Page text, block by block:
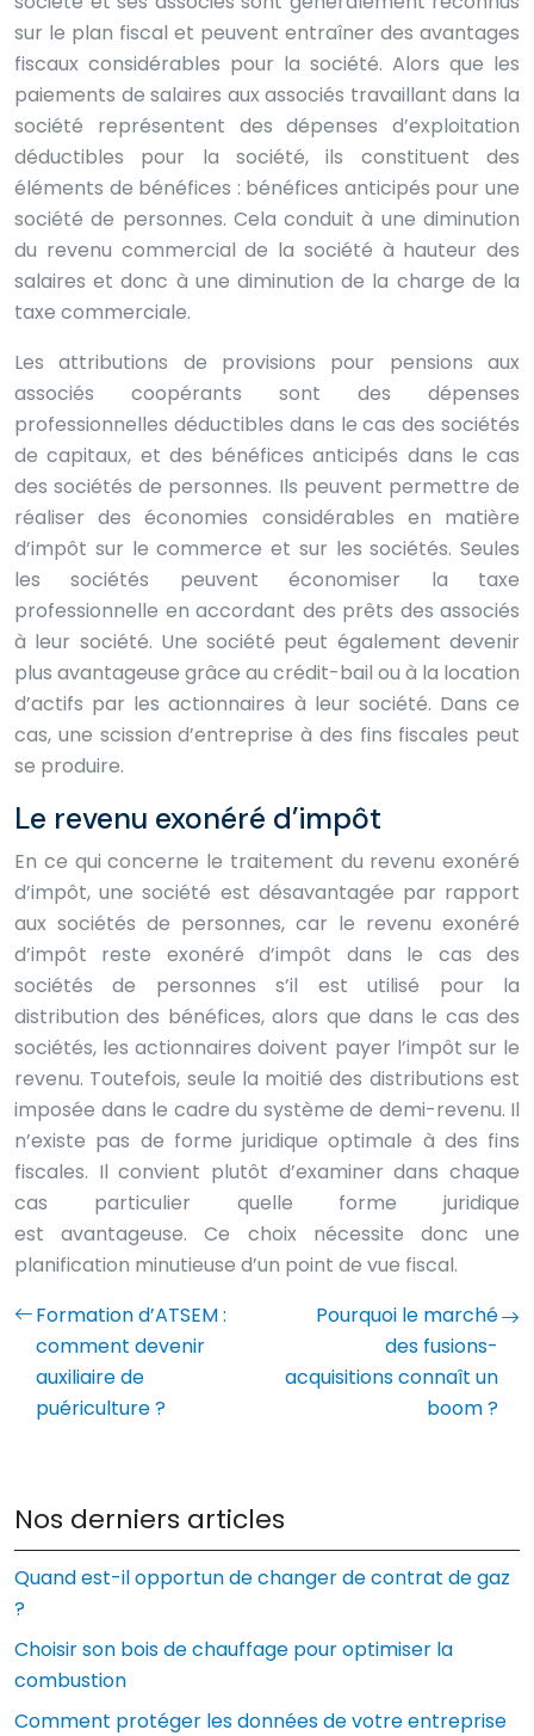
sur le plan fiscal et peuvent entraîner des avantages
fiscaux considérables pour la société. Alors que les
paiements de salaires aux associés travaillant dans la
société représentent des dépenses d’exploitation
déductibles pour la société, ils constituent des
éléments de bénéfices : bénéfices anticipés pour une
société de personnes. Cela conduit à une diminution
du revenu commercial de la société à hauteur des
salaires et donc à une diminution de la charge de la
taxe commerciale.
Les attributions de provisions pour pensions aux
associés coopérants sont des dépenses
professionnelles déductibles dans le cas des sociétés
de capitaux, et des bénéfices anticipés dans le cas
des sociétés de personnes. Ils peuvent permettre de
réaliser des économies considérables en matière
d’impôt sur le commerce et sur les sociétés. Seules
les sociétés peuvent économiser la taxe
professionnelle en accordant des prêts des associés
à leur société. Une société peut également devenir
plus avantageuse grâce au crédit-bail ou à la location
d’actifs par les actionnaires à leur société. Dans ce
cas, une scission d’entreprise à des fins fiscales peut
se produire.
Le revenu exonéré d’impôt
En ce qui concerne le traitement du revenu exonéré
d’impôt, une société est désavantagée par rapport
aux sociétés de personnes, car le revenu exonéré
d’impôt reste exonéré d’impôt dans le cas des
sociétés de personnes s’il est utilisé pour la
distribution des bénéfices, alors que dans le cas des
sociétés, les actionnaires doivent payer l’impôt sur le
revenu. Toutefois, seule la moitié des distributions est
imposée dans le cadre du système de demi-revenu. Il
n’existe pas de forme juridique optimale à des fins
fiscales. Il convient plutôt d’examiner dans chaque
cas particulier quelle forme juridique
est avantageuse. Ce choix nécessite donc une
planification minutieuse d’un point de vue fiscal.
Formation d’ATSEM :
comment devenir
auxiliaire de
puériculture ?
Pourquoi le marché
des fusions-
acquisitions connaît un
boom ?
Nos derniers articles
Quand est-il opportun de changer de contrat de gaz
?
Choisir son bois de chauffage pour optimiser la
combustion
Comment protéger les données de votre entreprise